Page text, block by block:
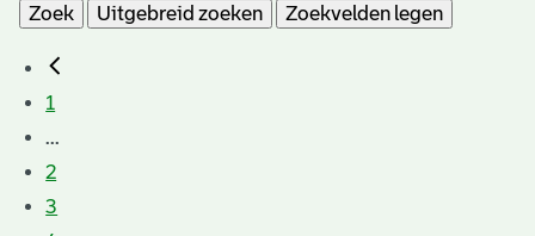
Zoek
Uitgebreid zoeken Zoekvelden legen
1
...
2
3